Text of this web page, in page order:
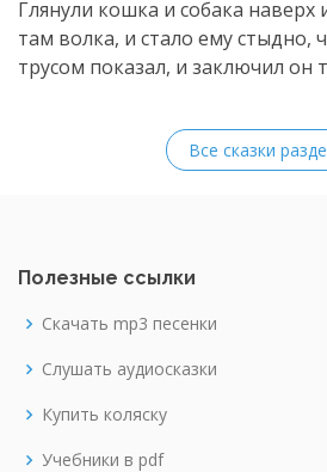
Глянули кошка и собака наверх
там волка, и стало ему стыдно,
трусом показал, и заключил он
Все сказки
Полезные ссылки
Скачать mp3 песенки
Слушать аудиосказки
Купить коляску
Учебники в pdf